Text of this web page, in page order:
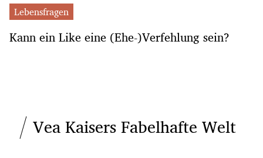
Lebensfragen
Kann ein Like eine (Ehe-)Verfehlung sein?
Vea Kaisers Fabelhafte Welt